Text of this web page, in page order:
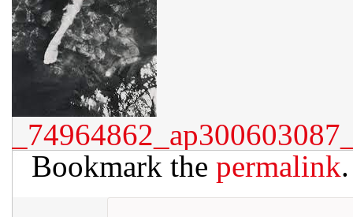
Bookmark the permalink.